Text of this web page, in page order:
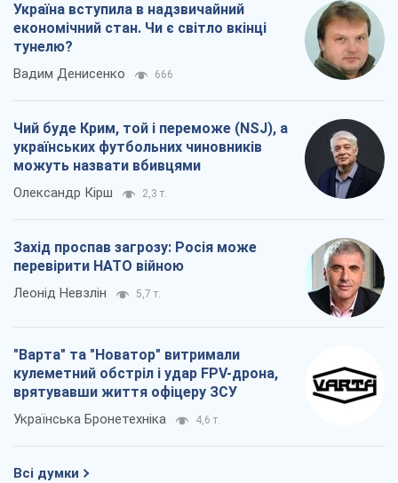
Україна вступила в надзвичайний
економічний стан. Чи є світло вкінці
тунелю?
Вадим Денисенко 666
Чий буде Крим, той і переможе (NSJ), а
українських футбольних чиновників
можуть назвати вбивцями
Олександр Кірш 2,3 т.
Захід проспав загрозу: Росія може
перевірити НАТО війною
Леонід Невзлін 5,7 т.
"Варта" та "Новатор" витримали
кулеметний обстріл і удар FPV-дрона,
врятувавши життя офіцеру ЗСУ
Українська Бронетехніка 4,6 т.
Всі думки